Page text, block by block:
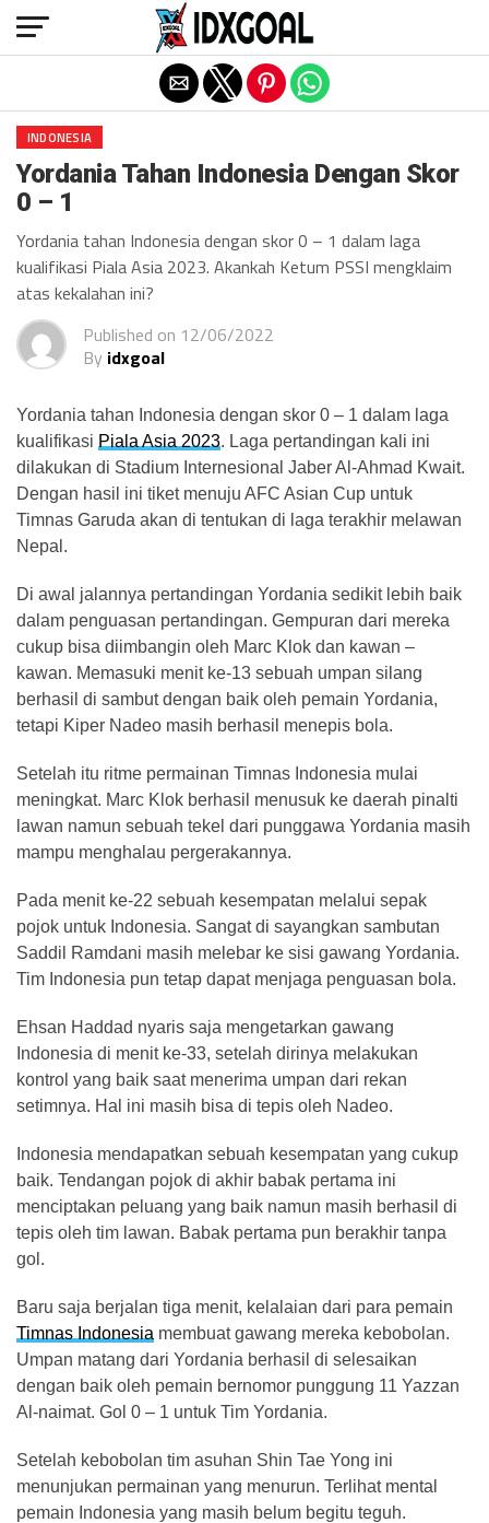
INDONESIA
Yordania Tahan Indonesia Dengan Skor
0 – 1
Yordania tahan Indonesia dengan skor 0 – 1 dalam laga
kualifikasi Piala Asia 2023. Akankah Ketum PSSI mengklaim
atas kekalahan ini?
Published on 12/06/2022
By idxgoal
Yordania tahan Indonesia dengan skor 0 – 1 dalam laga
kualifikasi Piala Asia 2023. Laga pertandingan kali ini
dilakukan di Stadium Internesional Jaber Al-Ahmad Kwait.
Dengan hasil ini tiket menuju AFC Asian Cup untuk
Timnas Garuda akan di tentukan di laga terakhir melawan
Nepal.
Di awal jalannya pertandingan Yordania sedikit lebih baik
dalam penguasan pertandingan. Gempuran dari mereka
cukup bisa diimbangin oleh Marc Klok dan kawan –
kawan. Memasuki menit ke-13 sebuah umpan silang
berhasil di sambut dengan baik oleh pemain Yordania,
tetapi Kiper Nadeo masih berhasil menepis bola.
Setelah itu ritme permainan Timnas Indonesia mulai
meningkat. Marc Klok berhasil menusuk ke daerah pinalti
lawan namun sebuah tekel dari punggawa Yordania masih
mampu menghalau pergerakannya.
Pada menit ke-22 sebuah kesempatan melalui sepak
pojok untuk Indonesia. Sangat di sayangkan sambutan
Saddil Ramdani masih melebar ke sisi gawang Yordania.
Tim Indonesia pun tetap dapat menjaga penguasan bola.
Ehsan Haddad nyaris saja mengetarkan gawang
Indonesia di menit ke-33, setelah dirinya melakukan
kontrol yang baik saat menerima umpan dari rekan
setimnya. Hal ini masih bisa di tepis oleh Nadeo.
Indonesia mendapatkan sebuah kesempatan yang cukup
baik. Tendangan pojok di akhir babak pertama ini
menciptakan peluang yang baik namun masih berhasil di
tepis oleh tim lawan. Babak pertama pun berakhir tanpa
gol.
Baru saja berjalan tiga menit, kelalaian dari para pemain
Timnas Indonesia membuat gawang mereka kebobolan.
Umpan matang dari Yordania berhasil di selesaikan
dengan baik oleh pemain bernomor punggung 11 Yazzan
Al-naimat. Gol 0 – 1 untuk Tim Yordania.
Setelah kebobolan tim asuhan Shin Tae Yong ini
menunjukan permainan yang menurun. Terlihat mental
pemain Indonesia yang masih belum begitu teguh.
Exit mobile version